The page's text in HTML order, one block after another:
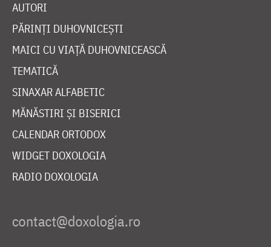
AUTORI
PĂRINȚI DUHOVNICEȘTI
MAICI CU VIAȚĂ DUHOVNICEASCĂ
TEMATICĂ
SINAXAR ALFABETIC
MĂNĂSTIRI ȘI BISERICI
CALENDAR ORTODOX
WIDGET DOXOLOGIA
RADIO DOXOLOGIA